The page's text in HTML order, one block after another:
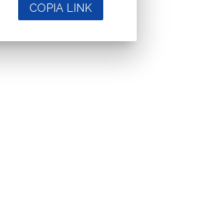
COPIA LINK